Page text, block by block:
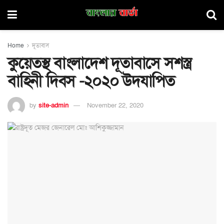
Home দূতাবাস
কুয়েতস্থ বাংলাদেশ দূতাবাসে সশস্ত্র
বাহিনী দিবস -২০২০ উদযাপিত
by site-admin November 22, 2020